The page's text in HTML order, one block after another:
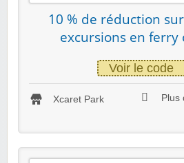
10 % de réduction
excursions en ferry
Voir le code
Xcaret Park Plus